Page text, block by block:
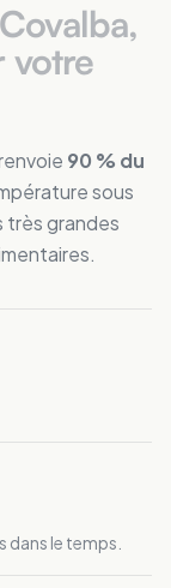
Covalba,
votre
90 % du
sous
très grandes
le temps.